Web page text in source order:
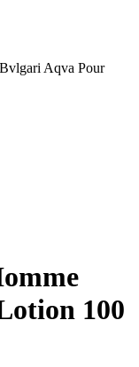
Bvlgari Aqva Pour
100